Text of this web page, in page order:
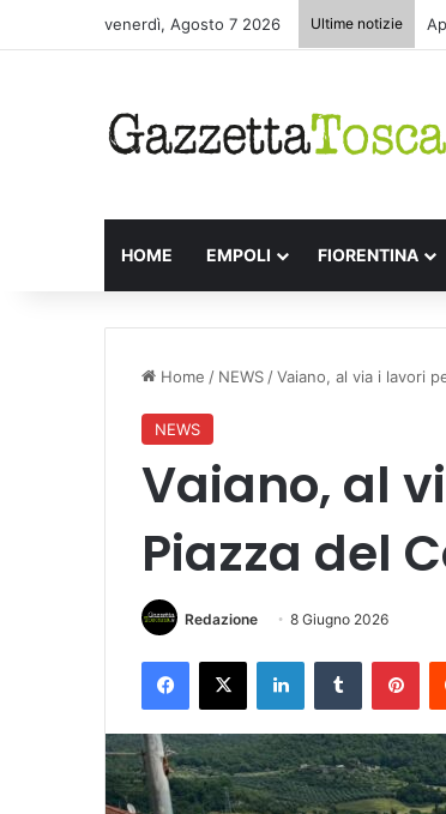
venerdì, Agosto 7 2026 Ultime notizie
HOME EMPOLI FIORENTINA
Home / NEWS /Vaiano, al via i lavori
NEWS
Vaiano, al
Piazza del
Redazione 8 Giugno 2026